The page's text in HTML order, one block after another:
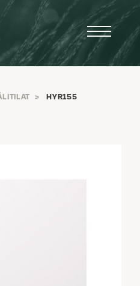
>
HYR155